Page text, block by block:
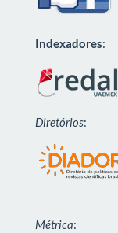
Indexadores:
Diretórios:
Métrica: